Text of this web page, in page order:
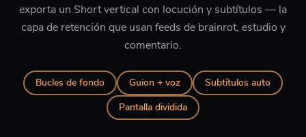
exporta un Short vertical con locución y subtítulos — la
capa de retención que usan feeds de brainrot, estudio y
comentario.
Bucles de fondo Guion + voz
Subtítulos auto
Pantalla dividida